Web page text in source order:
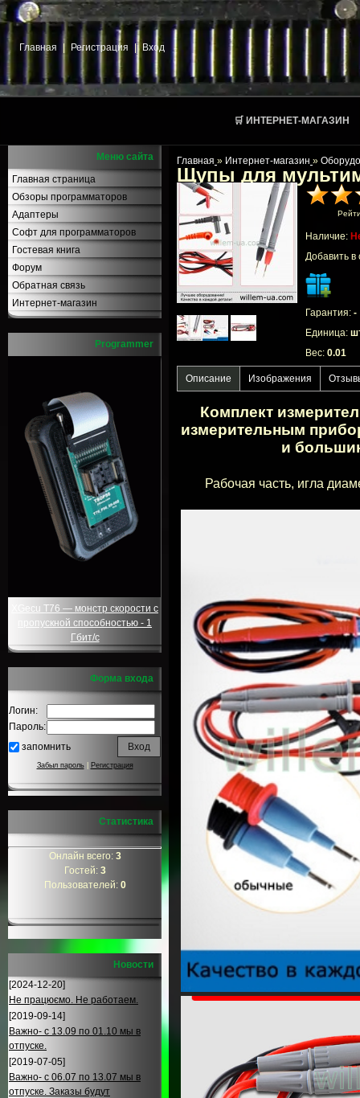
Главная Регистрация | Вход
🛒 ИНТЕРНЕТ-МАГАЗИН
Меню сайта
Главная страница
Обзоры программаторов
Адаптеры
Софт для программаторов
Гостевая книга
Форум
Обратная связь
Интернет-магазин
Programmer
XGecu T76 — монстр скорости с
пропускной способностью - 1
Гбит/с
Форма входа
Логин:
Пароль:
запомнить
Забыл пароль| Регистрация
Статистика
Онлайн всего: 3
Гостей: 3
Пользователей: 0
Новости
[2024-12-20]
Не працюємо. Не работаем.
[2019-09-14]
Важно- с 13.09 по 01.10 мы в
отпуске.
[2019-07-05]
Важно- с 06.07 по 13.07 мы в
отпуске. Заказы будут
Главная » Интернет-магазин »
Щупы для
Наличие:
Добавить в
Гарантия: -
Единица:
Вес: 0.01
Описание Изображения
Комплект
измерительным
и
Рабочая часть, игла